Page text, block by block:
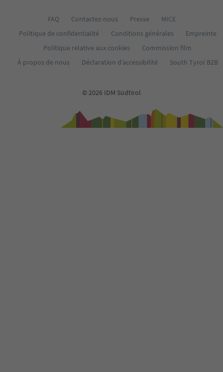
FAQ Contactez-nous Presse
MICE
Politique de confidentialité
Conditions générales
Empreinte
Politique relative aux cookies
Commission film
À propos de nous
Déclaration d’accessibilité South Tyrol B2B
© 2026 IDM Südtirol